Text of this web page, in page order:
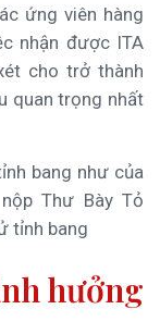
ứng viên hàng
nhận được ITA
cho trở thành
quan trọng nhất
bang như của
Thư Bày Tỏ
tỉnh bang
hưởng